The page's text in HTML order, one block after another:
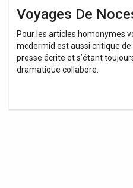
Voyages De
Pour les articles homonymes
mcdermid est aussi critique
presse écrite et s’étant
dramatique collabore.